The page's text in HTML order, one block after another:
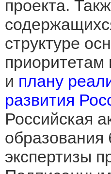
проекта.
структуре
приоритетам
и плану
развития
Российская
образования
экспертизы